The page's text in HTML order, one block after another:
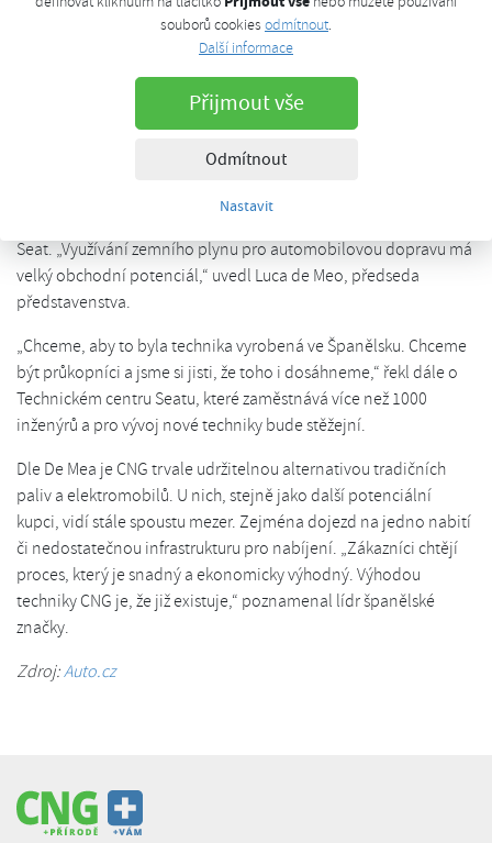
souborů cookies odmítnout.
Další informace
Přijmout vše
Odmítnout
Nastavit
pondělí, 16. dubna 2018, 09:34
Technické centrum automobilky Seat stvoří techniku pohonu na
CNG pro celý koncern Volkswagen. Na kongresu to potvrdil
předseda představenstva.
X, respektive o jeho unikátním hybridním CNG pohonu.
Průkopníkem technologií na stlačený zemní plyn by se však do
Seat. „Využívání zemního plynu pro automobilovou dopravu má
velký obchodní potenciál,“ uvedl Luca de Meo, předseda
představenstva.
„Chceme, aby to byla technika vyrobená ve Španělsku. Chceme
být průkopníci a jsme si jisti, že toho i dosáhneme,“ řekl dále o
Technickém centru Seatu, které zaměstnává více než 1000
inženýrů a pro vývoj nové techniky bude stěžejní.
Dle De Mea je CNG trvale udržitelnou alternativou tradičních
paliv a elektromobilů. U nich, stejně jako další potenciální
kupci, vidí stále spoustu mezer. Zejména dojezd na jedno nabití
či nedostatečnou infrastrukturu pro nabíjení. „Zákazníci chtějí
proces, který je snadný a ekonomicky výhodný. Výhodou
techniky CNG je, že již existuje,“ poznamenal lídr španělské
značky.
Zdroj:Auto.cz